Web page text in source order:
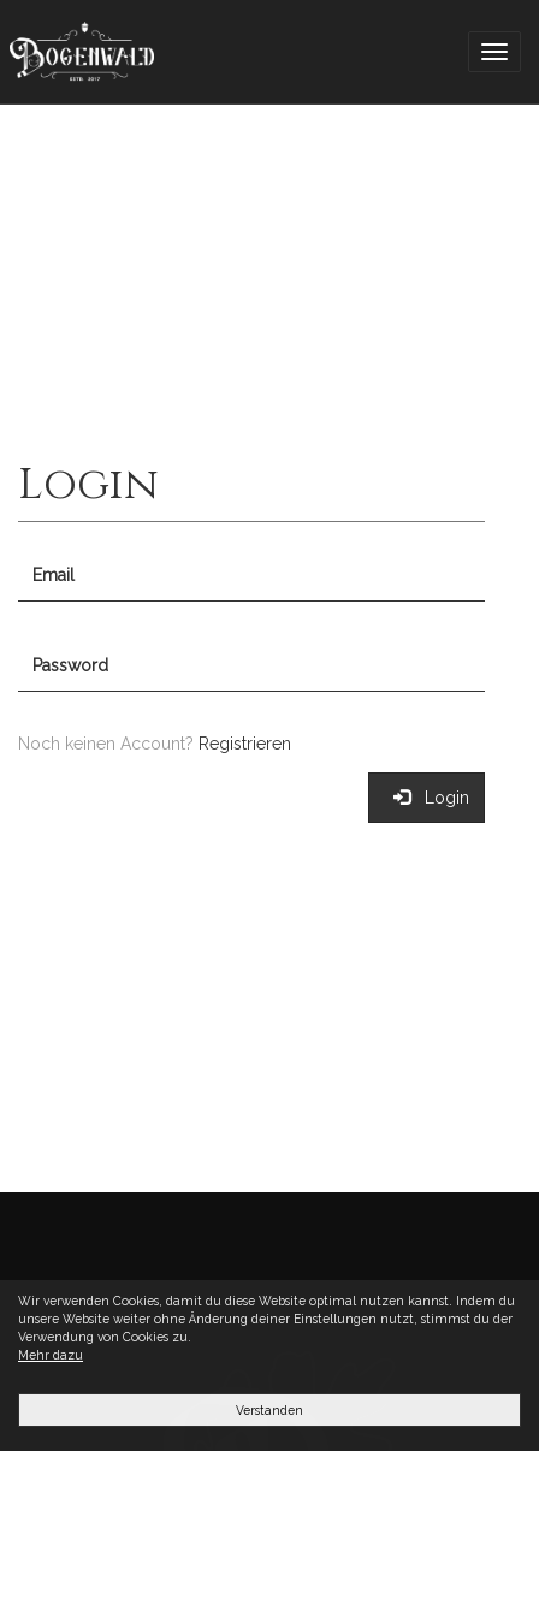
Verstanden
Wir verwenden Cookies, damit du diese Website optimal nutzen kannst. Indem du
unsere Website weiter ohne Änderung deiner Einstellungen nutzt, stimmst du der
Verwendung von Cookies zu.
Mehr dazu
Login
Email
Password
Noch keinen Account? Registrieren
Login